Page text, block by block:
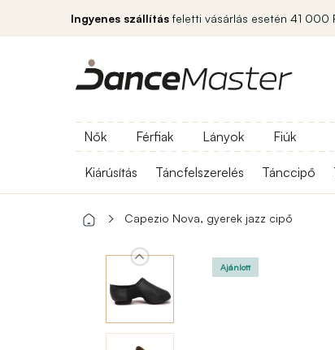
Ingyenes szállítás feletti vásárlás esetén 41 000
Nők Férfiak Lányok Fiúk
Kiárúsítás Táncfelszerelés Tánccipő
Capezio Nova, gyerek jazz cipő
Ajánlott